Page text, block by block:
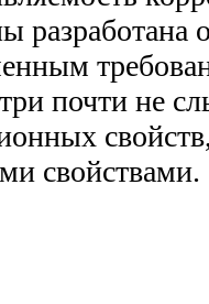
разработана
почти не
свойствами.